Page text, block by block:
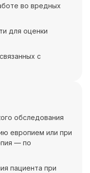
во вредных
для оценки
с
обследования
европием или при
— по
пациента при